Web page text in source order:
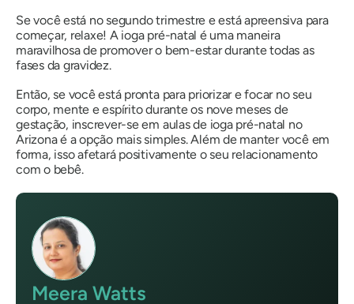
Se você está no segundo trimestre e está apreensiva para
começar, relaxe! A ioga pré-natal é uma maneira
maravilhosa de promover o bem-estar durante todas as
fases da gravidez.
Então, se você está pronta para priorizar e focar no seu
corpo, mente e espírito durante os nove meses de
gestação, inscrever-se em aulas de ioga pré-natal no
Arizona é a opção mais simples. Além de manter você em
forma, isso afetará positivamente o seu relacionamento
com o bebê.
Meera Watts